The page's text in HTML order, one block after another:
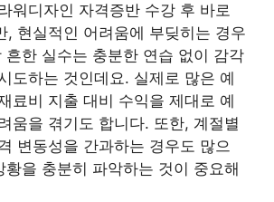
워디자인 자격증반 수강 후 바로
, 현실적인 어려움에 부딪히는 경우
흔한 실수는 충분한 연습 없이 감각
도하는 것인데요. 실제로 많은 예
료비 지출 대비 수익을 제대로 예
움을 겪기도 합니다. 또한, 계절별
변동성을 간과하는 경우도 많으
황을 충분히 파악하는 것이 중요해